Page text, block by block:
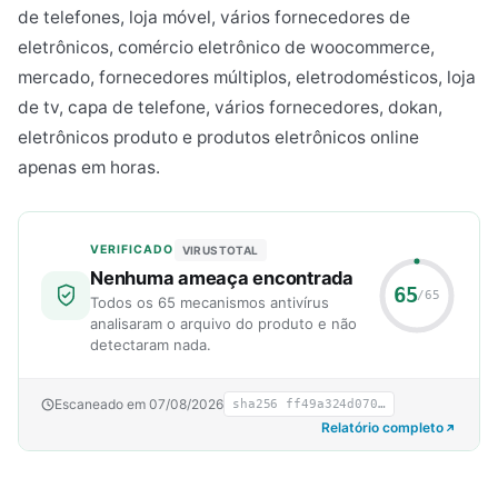
de telefones, loja móvel, vários fornecedores de
eletrônicos, comércio eletrônico de woocommerce,
mercado, fornecedores múltiplos, eletrodomésticos, loja
de tv, capa de telefone, vários fornecedores, dokan,
eletrônicos produto e produtos eletrônicos online
apenas em horas.
VERIFICADO VIRUSTOTAL
Nenhuma ameaça encontrada
Todos os 65 mecanismos antivírus
analisaram o arquivo do produto e não
detectaram nada.
65/65
Escaneado em 07/08/2026 sha256 ff49a324d070…
Relatório completo